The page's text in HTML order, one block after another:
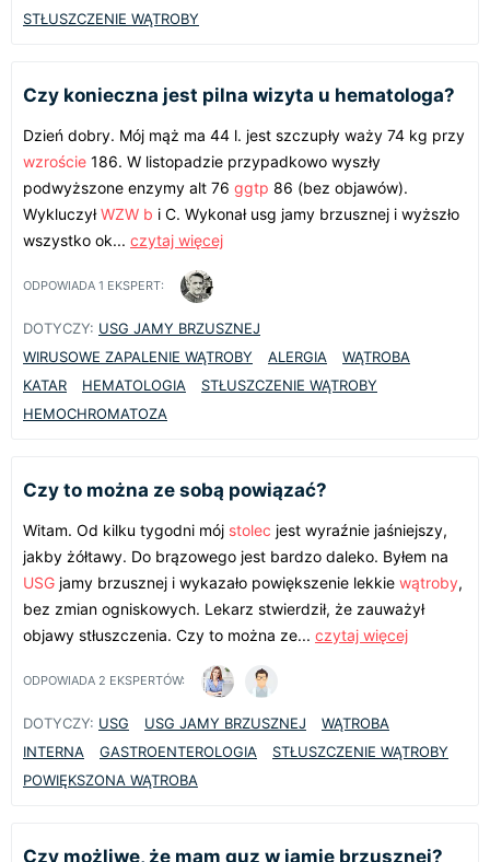
STŁUSZCZENIE WĄTROBY
Czy konieczna jest pilna wizyta u hematologa?
Dzień dobry. Mój mąż ma 44 l. jest szczupły waży 74 kg przy
wzroście 186. W listopadzie przypadkowo wyszły
podwyższone enzymy alt 76 ggtp 86 (bez objawów).
WykluczyłWZW b i C. Wykonał usg jamy brzusznej i wyższło
wszystko ok... czytaj więcej
ODPOWIADA 1 EKSPERT:
DOTYCZY: USG JAMY BRZUSZNEJ
WIRUSOWE ZAPALENIE WĄTROBY
ALERGIA
WĄTROBA
KATAR
HEMATOLOGIA
STŁUSZCZENIE WĄTROBY
HEMOCHROMATOZA
Czy to można ze sobą powiązać?
Witam. Od kilku tygodni mój stolec jest wyraźnie jaśniejszy,
jakby żółtawy. Do brązowego jest bardzo daleko. Byłem na
USG jamy brzusznej i wykazało powiększenie lekkie wątroby,
bez zmian ogniskowych. Lekarz stwierdził, że zauważył
objawy stłuszczenia. Czy to można ze... czytaj więcej
ODPOWIADA 2 EKSPERTÓW:
DOTYCZY: USG USG JAMY BRZUSZNEJ
WĄTROBA
INTERNA
GASTROENTEROLOGIA
STŁUSZCZENIE WĄTROBY
POWIĘKSZONA WĄTROBA
Czy możliwe, że mam guz w jamie brzusznej?